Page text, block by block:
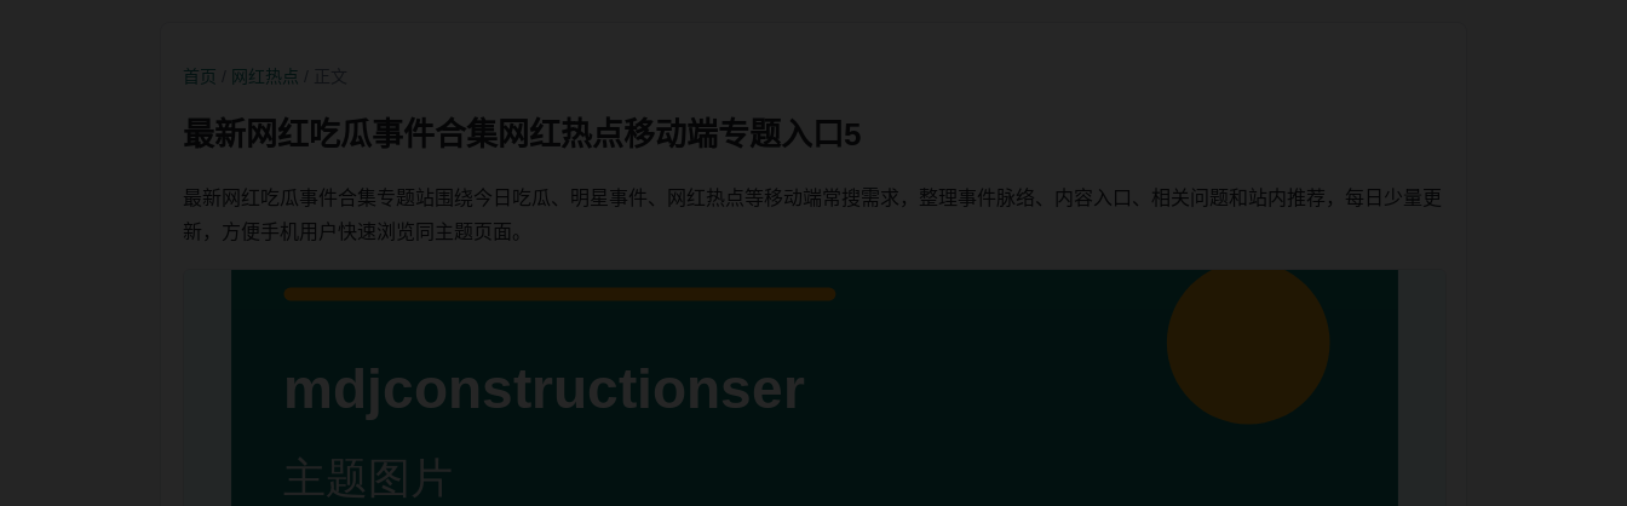
首页 网红热点
最新网红吃瓜事件合集网红热点移动端专题入口5
最新网红吃瓜事件合集专题站围绕今日吃瓜、明星事件、网红热点等移动端常搜需求，整理事件脉络、内容入口、相关问题和站内推荐，每日少量更
新，方便手机用户快速浏览同主题页面。